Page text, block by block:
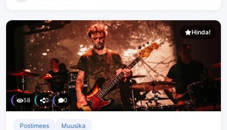
Hinda!
58 0 0
Postimees Muusika